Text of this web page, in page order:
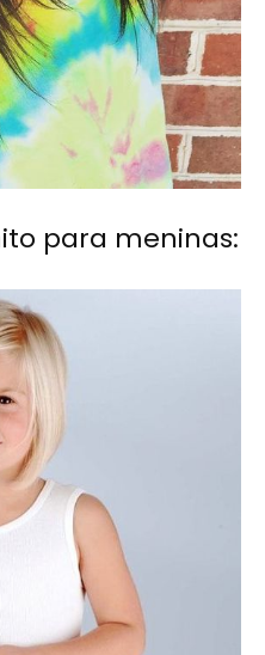
para meninas: